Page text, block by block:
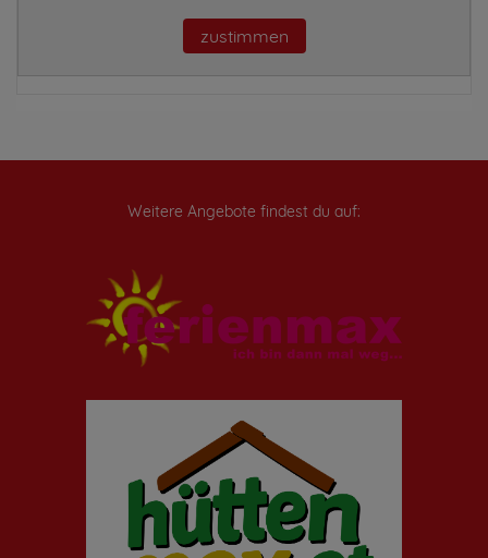
zustimmen
Weitere Angebote findest du auf: